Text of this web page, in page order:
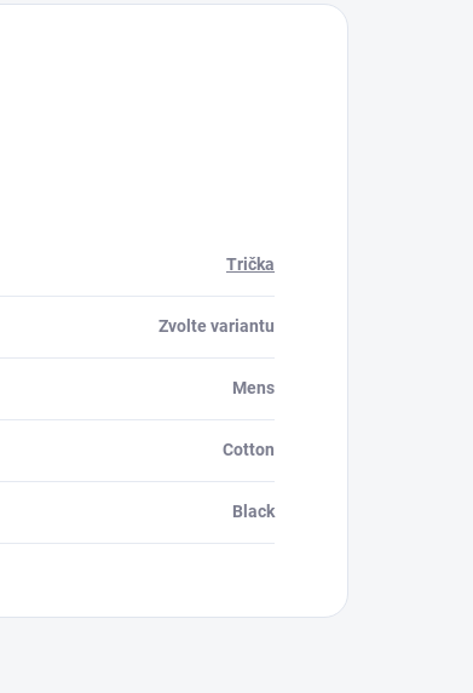
Trička
Zvolte variantu
Mens
Cotton
Black